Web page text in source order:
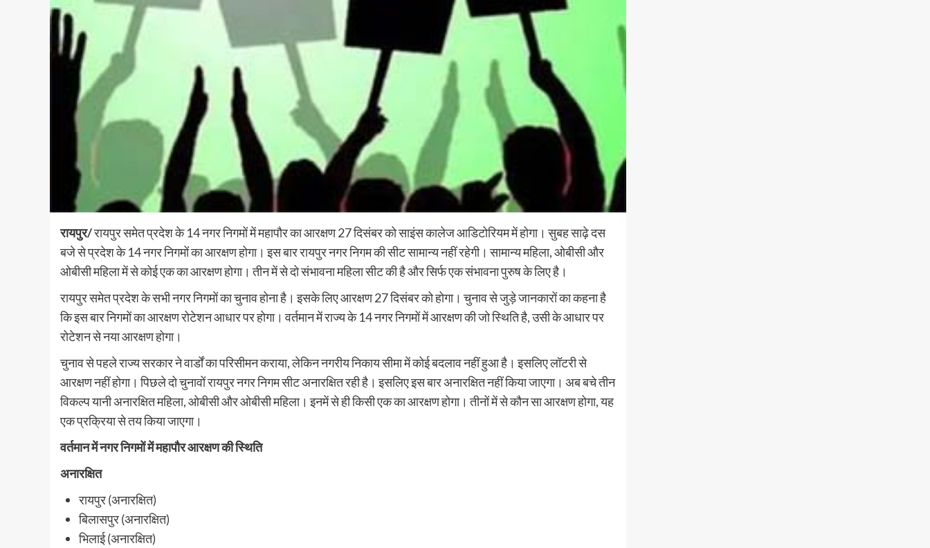
रायपुर/रायपुर समेत प्रदेश के 14 नगर निगमों में महापौर का आरक्षण 27 दिसंबर को साइंस कालेज आडिटोरियम में होगा। सुबह साढ़े दस
बजे से प्रदेश के 14 नगर निगमों का आरक्षण होगा। इस बार रायपुर नगर निगम की सीट सामान्य नहीं रहेगी। सामान्य महिला, ओबीसी और
ओबीसी महिला में से कोई एक का आरक्षण होगा। तीन में से दो संभावना महिला सीट की है और सिर्फ एक संभावना पुरुष के लिए है।
रायपुर समेत प्रदेश के सभी नगर निगमों का चुनाव होना है। इसके लिए आरक्षण 27 दिसंबर को होगा। चुनाव से जुड़े जानकारों का कहना है
कि इस बार निगमों का आरक्षण रोटेशन आधार पर होगा। वर्तमान में राज्य के 14 नगर निगमों में आरक्षण की जो स्थिति है, उसी के आधार पर
रोटेशन से नया आरक्षण होगा।
चुनाव से पहले राज्य सरकार ने वार्डों का परिसीमन कराया, लेकिन नगरीय निकाय सीमा में कोई बदलाव नहीं हुआ है। इसलिए लॉटरी से
आरक्षण नहीं होगा। पिछले दो चुनावों रायपुर नगर निगम सीट अनारक्षित रही है। इसलिए इस बार अनारक्षित नहीं किया जाएगा। अब बचे तीन
विकल्प यानी अनारक्षित महिला, ओबीसी और ओबीसी महिला। इनमें से ही किसी एक का आरक्षण होगा। तीनों में से कौन सा आरक्षण होगा, यह
एक प्रक्रिया से तय किया जाएगा।
वर्तमान में नगर निगमों में महापौर आरक्षण की स्थिति
अनारक्षित
रायपुर (अनारक्षित)
बिलासपुर (अनारक्षित)
भिलाई (अनारक्षित)